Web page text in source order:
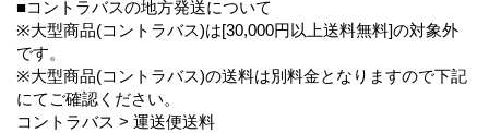
■コントラバスの地方発送について
※大型商品(コントラバス)は[30,000円以上送料無料]の対象外
です。
※大型商品(コントラバス)の送料は別料金となりますので下記
にてご確認ください。
コントラバス > 運送便送料